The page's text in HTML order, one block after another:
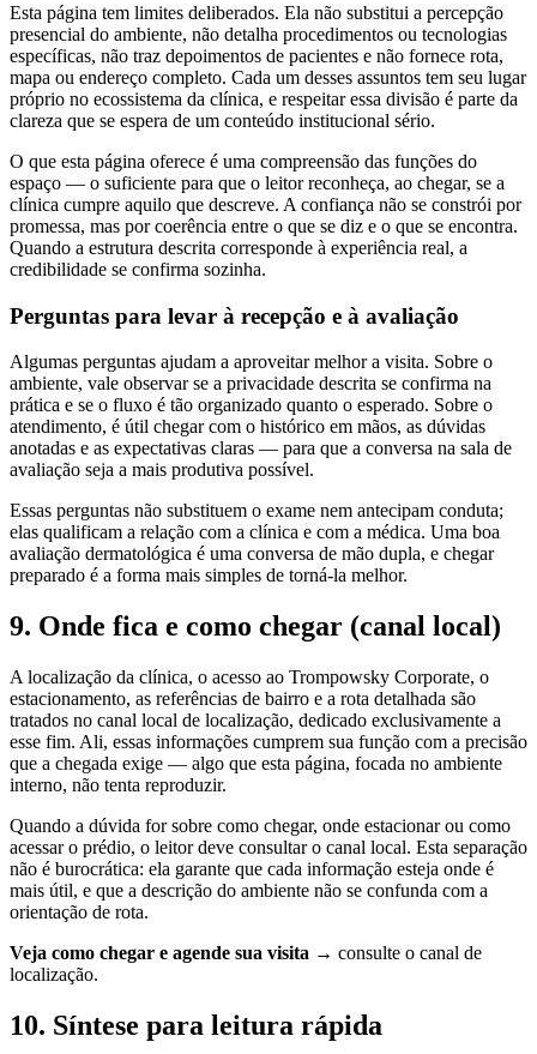
Esta página tem limites deliberados. Ela não substitui a percepção
presencial do ambiente, não detalha procedimentos ou tecnologias
específicas, não traz depoimentos de pacientes e não fornece rota,
mapa ou endereço completo. Cada um desses assuntos tem seu lugar
próprio no ecossistema da clínica, e respeitar essa divisão é parte da
clareza que se espera de um conteúdo institucional sério.
O que esta página oferece é uma compreensão das funções do
espaço — o suficiente para que o leitor reconheça, ao chegar, se a
clínica cumpre aquilo que descreve. A confiança não se constrói por
promessa, mas por coerência entre o que se diz e o que se encontra.
Quando a estrutura descrita corresponde à experiência real, a
credibilidade se confirma sozinha.
Perguntas para levar à recepção e à avaliação
Algumas perguntas ajudam a aproveitar melhor a visita. Sobre o
ambiente, vale observar se a privacidade descrita se confirma na
prática e se o fluxo é tão organizado quanto o esperado. Sobre o
atendimento, é útil chegar com o histórico em mãos, as dúvidas
anotadas e as expectativas claras — para que a conversa na sala de
avaliação seja a mais produtiva possível.
Essas perguntas não substituem o exame nem antecipam conduta;
elas qualificam a relação com a clínica e com a médica. Uma boa
avaliação dermatológica é uma conversa de mão dupla, e chegar
preparado é a forma mais simples de torná-la melhor.
9. Onde fica e como chegar (canal local)
A localização da clínica, o acesso ao Trompowsky Corporate, o
estacionamento, as referências de bairro e a rota detalhada são
tratados no canal local de localização, dedicado exclusivamente a
esse fim. Ali, essas informações cumprem sua função com a precisão
que a chegada exige — algo que esta página, focada no ambiente
interno, não tenta reproduzir.
Quando a dúvida for sobre como chegar, onde estacionar ou como
acessar o prédio, o leitor deve consultar o canal local. Esta separação
não é burocrática: ela garante que cada informação esteja onde é
mais útil, e que a descrição do ambiente não se confunda com a
orientação de rota.
Veja como chegar e agende sua visita → consulte o canal de
localização.
10. Síntese para leitura rápida